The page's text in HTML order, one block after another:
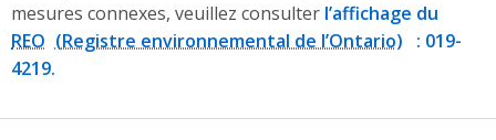
mesures connexes, veuillez consulter l’affichage du
REO
: 019-
4219.